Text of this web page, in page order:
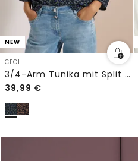
NEW
CECIL
3/4-Arm Tunika mit Split Neck und Leo-Muster
39,99 €